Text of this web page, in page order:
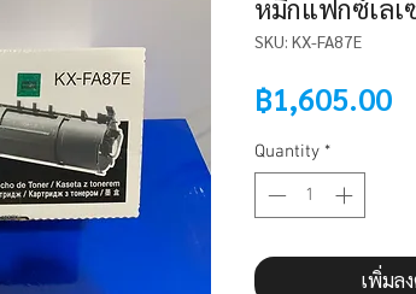
หมึกแฟกซ์เลเ
SKU: KX-FA87E
฿1,605.00
Quantity *
เพิ่มล